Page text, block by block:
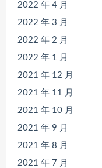
2022 年 4 月
2022 年 3 月
2022 年 2 月
2022 年 1 月
2021 年 12 月
2021 年 11 月
2021 年 10 月
2021 年 9 月
2021 年 8 月
2021 年 7 月